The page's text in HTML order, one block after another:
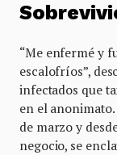
“Me enfermé y
escalofríos”,
infectados que
en el
de marzo y
negocio, se